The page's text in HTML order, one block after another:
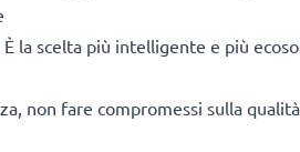
la scelta più intelligente e più
non fare compromessi sulla